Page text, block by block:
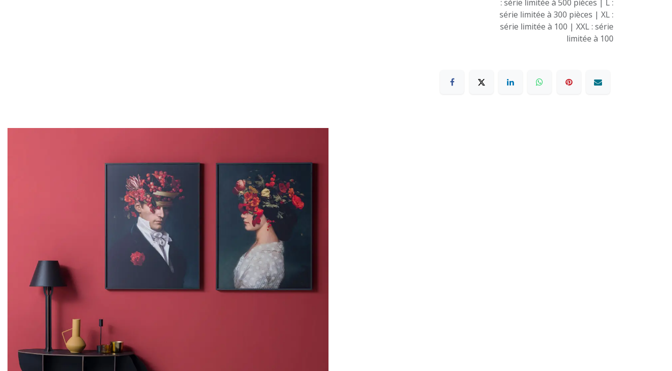
: série limitée à 500 pièces | L :
série limitée à 300 pièces | XL :
série limitée à 100 | XXL : série
limitée à 100